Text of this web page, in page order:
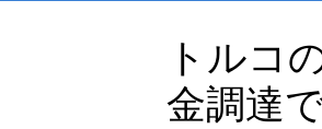
トルコ
金調達